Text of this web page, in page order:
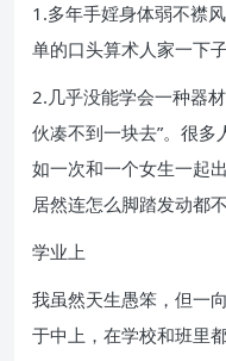
1.多年手婬身体弱不襟
单的口头算术人家一下
2.几乎没能学会一种器
伙凑不到一块去”。很
如一次和一个女生一起
居然连怎么脚踏发动都
学业上
我虽然天生愚笨，但一
于中上，在学校和班里